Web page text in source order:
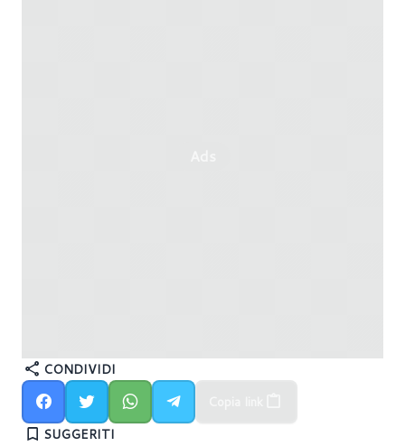
CONDIVIDI
SUGGERITI
AMD Ryzen: nuovi aggiornamenti bios per curare
delle falle di sicurezza
AMD ZEN 5: tutto quello che sappiamo
AMD Ryzen 8000G: disponibili su Amazon